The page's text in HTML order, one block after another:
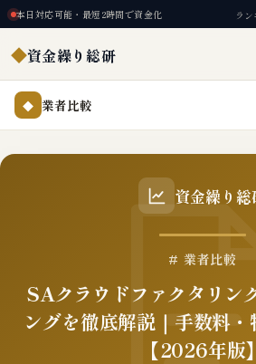
本日対応可能・最短2時間で資金化 ラ
◆資金繰り総研
◆ 業者比較
資金繰り総
# 業者比較
SAクラウドファクタリン
ングを徹底解説｜手数料
【2026年版】